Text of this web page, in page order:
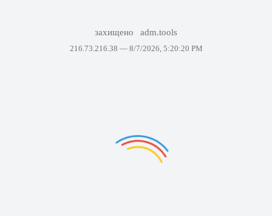
захищено adm.tools
216.73.216.38 — 8/7/2026, 5:20:20 PM